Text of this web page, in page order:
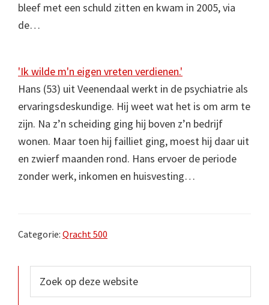
bleef met een schuld zitten en kwam in 2005, via
de…
'Ik wilde m'n eigen vreten verdienen.'
Hans (53) uit Veenendaal werkt in de psychiatrie als
ervaringsdeskundige. Hij weet wat het is om arm te
zijn. Na z’n scheiding ging hij boven z’n bedrijf
wonen. Maar toen hij failliet ging, moest hij daar uit
en zwierf maanden rond. Hans ervoer de periode
zonder werk, inkomen en huisvesting…
Categorie: Qracht 500
Primaire
Sidebar
op